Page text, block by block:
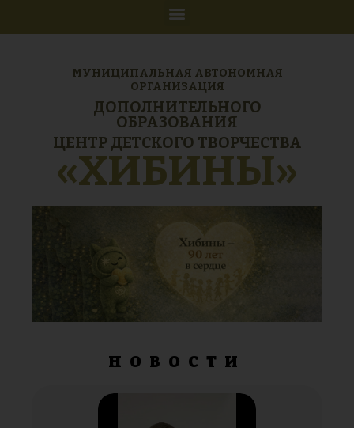
МУНИЦИПАЛЬНАЯ АВТОНОМНАЯ
ОРГАНИЗАЦИЯ
ДОПОЛНИТЕЛЬНОГО
ОБРАЗОВАНИЯ
ЦЕНТР ДЕТСКОГО ТВОРЧЕСТВА
«ХИБИНЫ»
НОВОСТИ